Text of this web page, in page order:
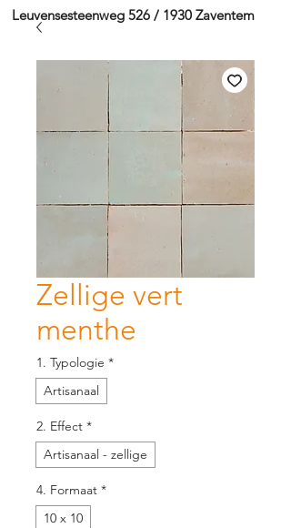
Leuvensesteenweg 526 / 1930 Zaventem
Zellige vert
menthe
1. Typologie *
Artisanaal
2. Effect *
Artisanaal - zellige
4. Formaat *
10 x 10